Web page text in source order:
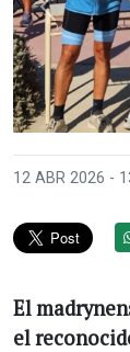
Anterior
12 ABR 2026 -
El
el